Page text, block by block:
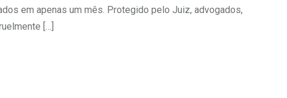
em apenas um mês. Protegido pelo Juiz, advogados,
[…]